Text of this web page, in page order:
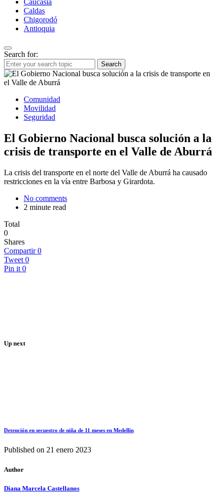
Caucasia
Caldas
Chigorodó
Antioquia
Search for:
Search
Comunidad
Movilidad
Seguridad
El Gobierno Nacional busca solución a la
crisis de transporte en el Valle de Aburrá
La crisis del transporte en el norte del Valle de Aburrá ha causado
restricciones en la vía entre Barbosa y Girardota.
No comments
2 minute read
Total
0
Shares
Compartir 0
Tweet 0
Pin it 0
Up next
Detención en secuestro de niña de 11 meses en Medellín
Published on 21 enero 2023
Author
Diana Marcela Castellanos